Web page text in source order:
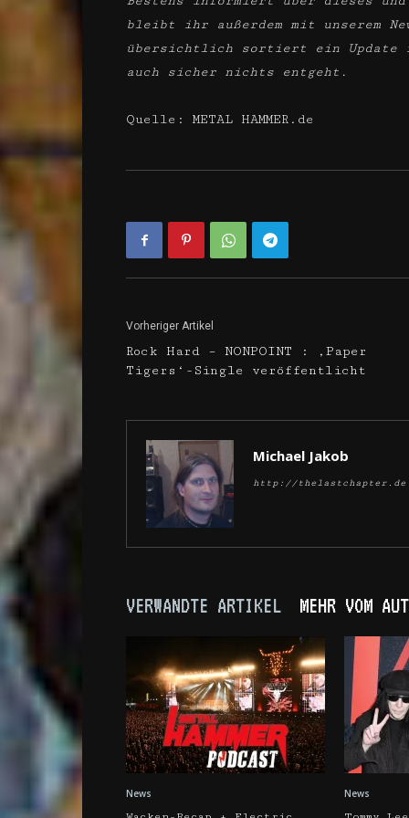
bleibt ihr außerdem mit unserem
übersichtlich sortiert ein Update
auch sicher nichts entgeht.
Quelle: METAL HAMMER.de
Vorheriger Artikel
Rock Hard – NONPOINT : ‚Paper
Tigers‘-Single veröffentlicht
Michael Jakob
http://thelastchapter.de
VERWANDTE ARTIKEL MEHR VOM
News News